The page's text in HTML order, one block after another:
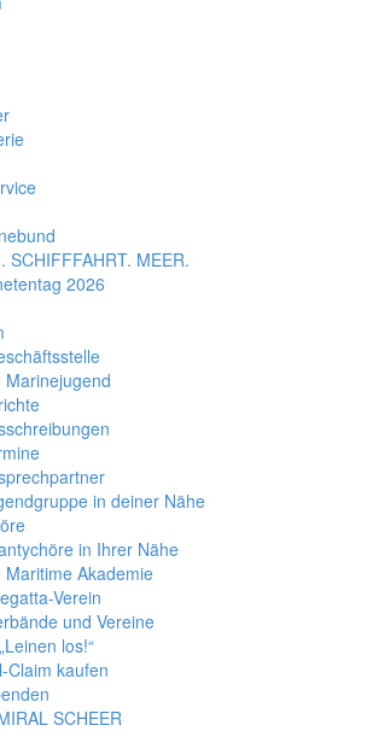
SCHIFFFAHRT. MEER.
2026
Marinejugend
in deiner Nähe
in Ihrer Nähe
Maritime Akademie
Verein
und Vereine
los!“
Claim kaufen
SCHEER